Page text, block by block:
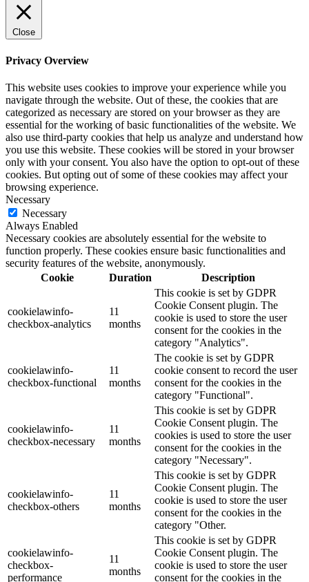
Close
Privacy Overview
This website uses cookies to improve your experience while you
navigate through the website. Out of these, the cookies that are
categorized as necessary are stored on your browser as they are
essential for the working of basic functionalities of the website. We
also use third-party cookies that help us analyze and understand how
you use this website. These cookies will be stored in your browser
only with your consent. You also have the option to opt-out of these
cookies. But opting out of some of these cookies may affect your
browsing experience.
Necessary
Necessary
Always Enabled
Necessary cookies are absolutely essential for the website to
function properly. These cookies ensure basic functionalities and
security features of the website, anonymously.
Cookie
Duration Description
cookielawinfo-
checkbox-analytics
11
months
This cookie is set by GDPR
Cookie Consent plugin. The
cookie is used to store the user
consent for the cookies in the
category "Analytics".
cookielawinfo-
checkbox-functional
11
months
The cookie is set by GDPR
cookie consent to record the user
consent for the cookies in the
category "Functional".
cookielawinfo-
checkbox-necessary
11
months
This cookie is set by GDPR
Cookie Consent plugin. The
cookies is used to store the user
consent for the cookies in the
category "Necessary".
cookielawinfo-
checkbox-others
11
months
This cookie is set by GDPR
Cookie Consent plugin. The
cookie is used to store the user
consent for the cookies in the
category "Other.
cookielawinfo-
checkbox-
performance
11
months
This cookie is set by GDPR
Cookie Consent plugin. The
cookie is used to store the user
consent for the cookies in the